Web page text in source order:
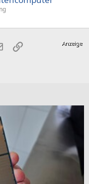
E-MailLink